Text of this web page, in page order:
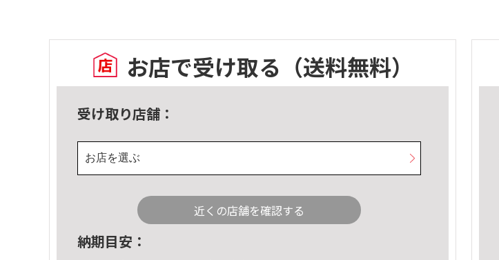
お店で受け取る （送料無料）
受け取り店舗：
お店を選ぶ
近くの店舗を確認する
納期目安：